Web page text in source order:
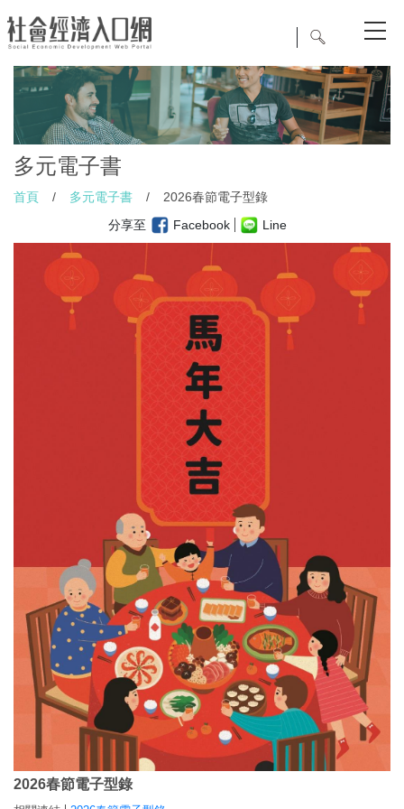
多元電子書
首頁 / 多元電子書 /
2026春節電子型錄
分享至
Facebook Line
2026春節電子型錄